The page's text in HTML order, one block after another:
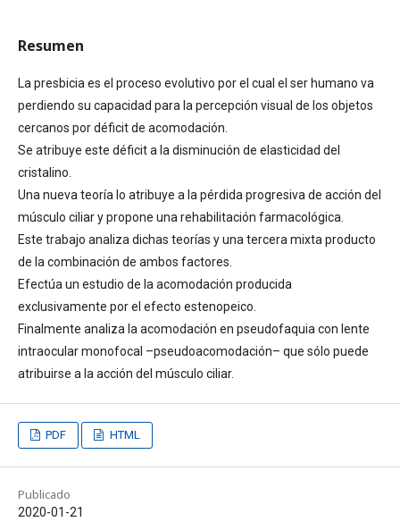
Resumen
La presbicia es el proceso evolutivo por el cual el ser humano va
perdiendo su capacidad para la percepción visual de los objetos
cercanos por déficit de acomodación.
Se atribuye este déficit a la disminución de elasticidad del
cristalino.
Una nueva teoría lo atribuye a la pérdida progresiva de acción del
músculo ciliar y propone una rehabilitación farmacológica.
Este trabajo analiza dichas teorías y una tercera mixta producto
de la combinación de ambos factores.
Efectúa un estudio de la acomodación producida
exclusivamente por el efecto estenopeico.
Finalmente analiza la acomodación en pseudofaquia con lente
intraocular monofocal –pseudoacomodación– que sólo puede
atribuirse a la acción del músculo ciliar.
PDF HTML
Publicado
2020-01-21